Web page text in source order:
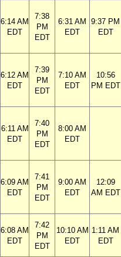
6:14 AM
EDT
7:38
PM
EDT
6:31 AM
EDT
9:37 PM
EDT
6:12 AM
EDT
7:39
PM
EDT
7:10 AM
EDT
10:56
PM EDT
6:11 AM
EDT
7:40
PM
EDT
8:00 AM
EDT
6:09 AM
EDT
7:41
PM
EDT
9:00 AM
EDT
12:09
AM EDT
6:08 AM
EDT
7:42
PM
EDT
10:10 AM
EDT
1:11 AM
EDT